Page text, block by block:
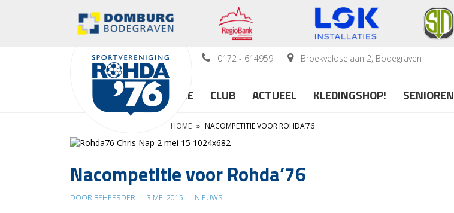
0172 - 614959 Broekveldselaan 2, Bodegraven
HOME CLUB ACTUEEL KLEDINGSHOP! SENIOREN
HOME » NACOMPETITIE VOOR ROHDA’76
Nacompetitie voor Rohda’76
DOOR BEHEERDER | 3 MEI 2015 | NIEUWS